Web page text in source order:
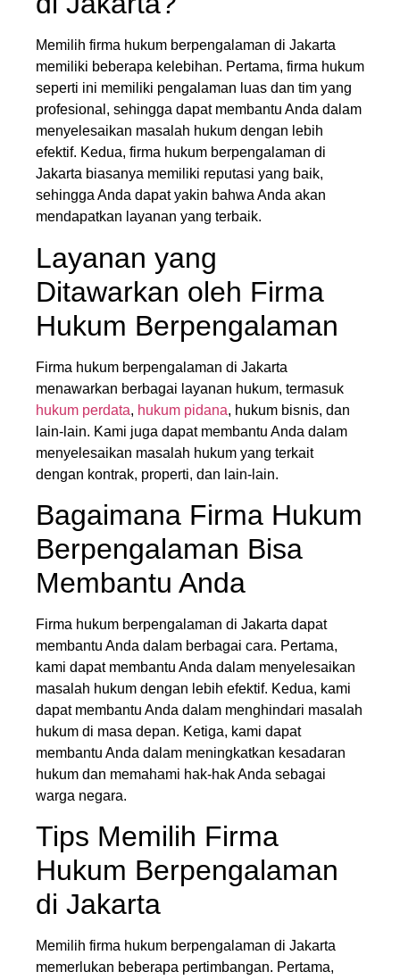
Memilih firma hukum berpengalaman di Jakarta
memiliki beberapa kelebihan. Pertama, firma hukum
seperti ini memiliki pengalaman luas dan tim yang
profesional, sehingga dapat membantu Anda dalam
menyelesaikan masalah hukum dengan lebih
efektif. Kedua, firma hukum berpengalaman di
Jakarta biasanya memiliki reputasi yang baik,
sehingga Anda dapat yakin bahwa Anda akan
mendapatkan layanan yang terbaik.
Layanan yang
Ditawarkan oleh Firma
Hukum Berpengalaman
Firma hukum berpengalaman di Jakarta
menawarkan berbagai layanan hukum, termasuk
hukum perdata, hukum pidana, hukum bisnis, dan
lain-lain. Kami juga dapat membantu Anda dalam
menyelesaikan masalah hukum yang terkait
dengan kontrak, properti, dan lain-lain.
Bagaimana Firma Hukum
Berpengalaman Bisa
Membantu Anda
Firma hukum berpengalaman di Jakarta dapat
membantu Anda dalam berbagai cara. Pertama,
kami dapat membantu Anda dalam menyelesaikan
masalah hukum dengan lebih efektif. Kedua, kami
dapat membantu Anda dalam menghindari masalah
hukum di masa depan. Ketiga, kami dapat
membantu Anda dalam meningkatkan kesadaran
hukum dan memahami hak-hak Anda sebagai
warga negara.
Tips Memilih Firma
Hukum Berpengalaman
di Jakarta
Memilih firma hukum berpengalaman di Jakarta
memerlukan beberapa pertimbangan. Pertama,